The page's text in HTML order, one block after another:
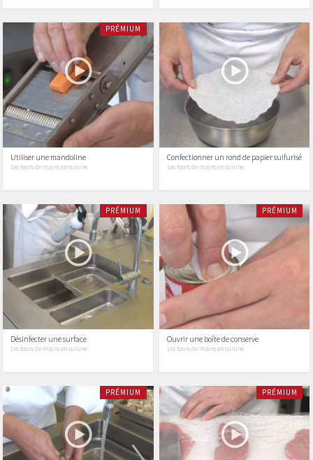
PRÉMIUM
Utiliser une mandoline
Les tours de mains en cuisine
Confectionner un rond de papier sulfurisé
Les tours de mains en cuisine
PRÉMIUM
Désinfecter une surface
Les tours de mains en cuisine
PRÉMIUM
Ouvrir une boîte de conserve
Les tours de mains en cuisine
PRÉMIUM PRÉMIUM